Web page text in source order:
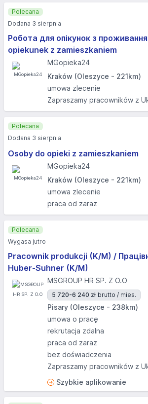
Робота для опікунок з
opiekunek z zamieszkaniem
MGopieka24
Kraków (Oleszyce - 221km)
umowa zlecenie
Zapraszamy pracowników z
Polecana
Dodana 3 sierpnia
Osoby do opieki z zamieszkaniem
MGopieka24
Kraków (Oleszyce - 221km)
umowa zlecenie
praca od zaraz
Polecana
Dodana 3 sierpnia
Pracownik produkcji (K/M) /
Huber-Suhner (K/M)
MSGROUP HR SP. Z O.O
5 720-6 240 zł brutto / mies.
Pisary (Oleszyce - 238km)
umowa o pracę
rekrutacja zdalna
praca od zaraz
bez doświadczenia
Zapraszamy pracowników z
Szybkie aplikowanie
Polecana
Wygasa jutro